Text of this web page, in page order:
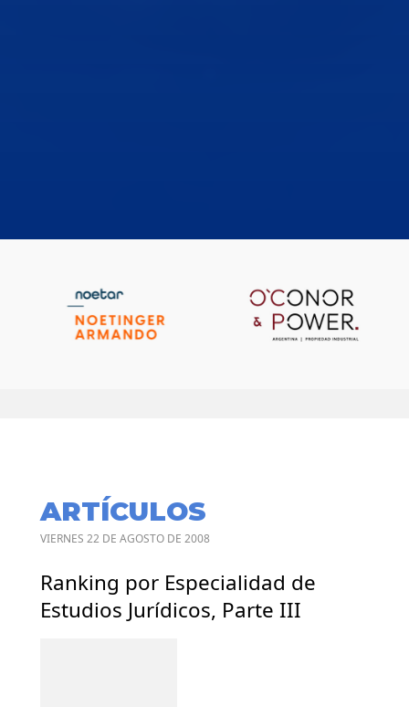
ARTÍCULOS
VIERNES 22 DE AGOSTO DE 2008
Ranking por Especialidad de
Estudios Jurídicos, Parte III